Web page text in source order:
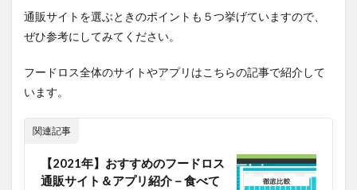
通販サイトを選ぶときのポイントも５つ挙げていますので、
ぜひ参考にしてみてください。
フードロス全体のサイトやアプリはこちらの記事で紹介して
います。
関連記事
【2021年】おすすめのフードロス
通販サイト＆アプリ紹介－食べて